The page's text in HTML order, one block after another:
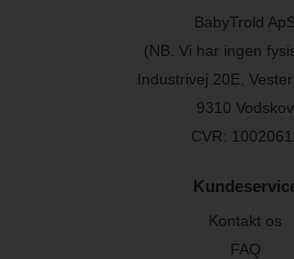
BabyTrold
(NB. Vi har ingen
Industrivej 20E,
9310 Vodskov
CVR:
Kontakt os
FAQ